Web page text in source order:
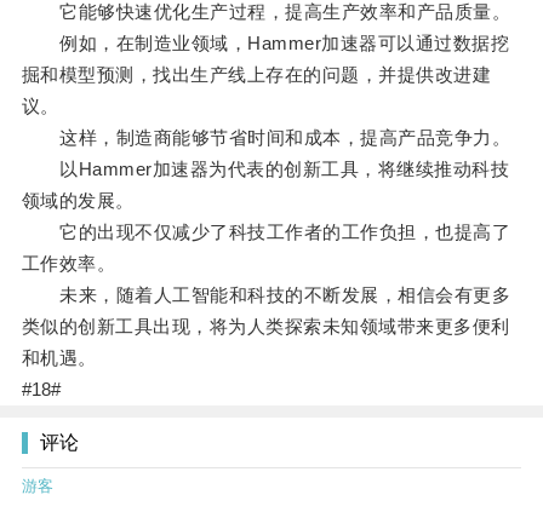
它能够快速优化生产过程，提高生产效率和产品质量。
例如，在制造业领域，Hammer加速器可以通过数据挖
掘和模型预测，找出生产线上存在的问题，并提供改进建
议。
这样，制造商能够节省时间和成本，提高产品竞争力。
以Hammer加速器为代表的创新工具，将继续推动科技
领域的发展。
它的出现不仅减少了科技工作者的工作负担，也提高了
工作效率。
未来，随着人工智能和科技的不断发展，相信会有更多
类似的创新工具出现，将为人类探索未知领域带来更多便利
和机遇。
#18#
评论
游客